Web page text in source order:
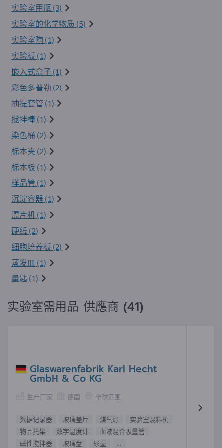
实验室用瓶 (3)
实验室的化学物质 (5)
实验室陶 (1)
实验板 (1)
嵌入式盒子 (1)
彩色多普勒 (2)
抽提套管 (1)
搅拌棒 (1)
染色桶 (2)
标本夹 (2)
标本板 (1)
样品管 (1)
沉淀容器 (1)
漂片机 (1)
硬纸 (2)
细胞培养板 (2)
蒸发皿 (1)
量匙 (1)
实验室需用品 供應商 (41)
Glaswarenfabrik Karl Hecht
GmbH & Co KG
生产厂家 德国 全球范围
数据记录器 玻璃盖片 煤气灯
实验室混料机
物品托架
数字温度计
血液混合吸量管
磁性搅拌器
玻璃盘 尿壶 ...